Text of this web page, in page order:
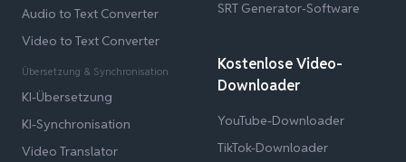
Audio to Text Converter
Video to Text Converter
Übersetzung & Synchronisation
KI-Übersetzung
KI-Synchronisation
Video Translator
SRT Generator-Software
Kostenlose Video-
Downloader
YouTube-Downloader
TikTok-Downloader